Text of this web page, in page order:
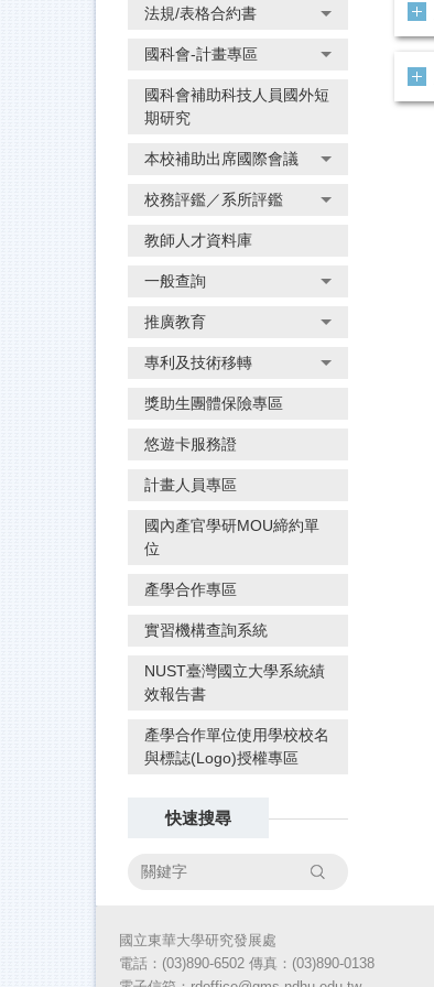
法規/表格合約書
國科會-計畫專區
國科會補助科技人員國外短
期研究
本校補助出席國際會議
校務評鑑／系所評鑑
教師人才資料庫
一般查詢
推廣教育
專利及技術移轉
獎助生團體保險專區
悠遊卡服務證
計畫人員專區
國內產官學研MOU締約單
位
產學合作專區
實習機構查詢系統
NUST臺灣國立大學系統績
效報告書
產學合作單位使用學校校名
與標誌(Logo)授權專區
快速搜尋
搜尋
國立東華大學研究發展處
電話：(03)890-6502 傳真：(03)890-0138